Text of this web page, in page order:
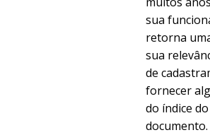
sua
retorna
sua
de
fornecer
do índice